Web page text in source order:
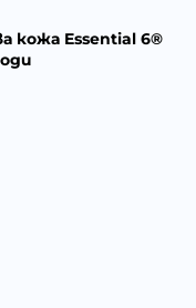
кожа Essential 6®